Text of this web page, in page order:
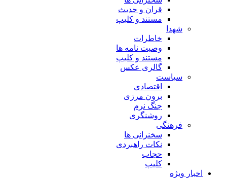
قران و حدیث
مستند و کلیپ
شهدا
خاطرات
وصیت نامه ها
مستند و کلیپ
گالری عکس
سیاست
اقتصادی
برون مرزی
جنگ نرم
روشنگری
فرهنگی
سخنرانی ها
نکات راهبردی
حجاب
کلیپ
اخبار ویژه